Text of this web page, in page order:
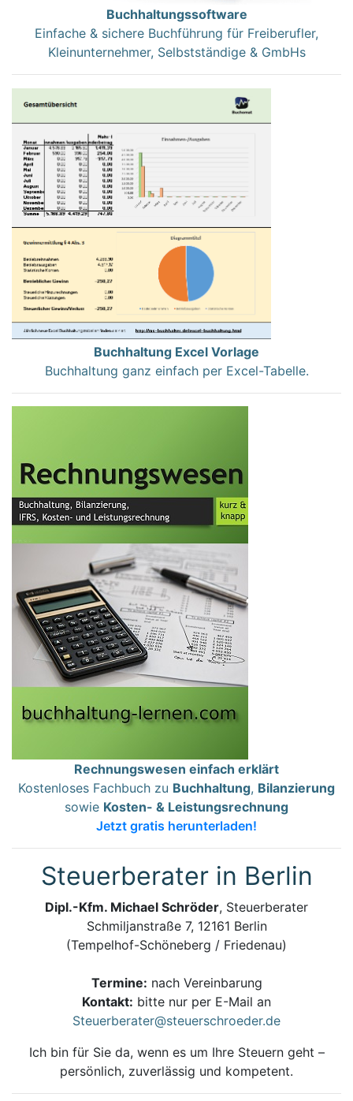
Buchhaltungssoftware
Einfache & sichere Buchführung für Freiberufler,
Kleinunternehmer, Selbstständige & GmbHs
Buchhaltung Excel Vorlage
Buchhaltung ganz einfach per Excel-Tabelle.
Rechnungswesen einfach erklärt
Kostenloses Fachbuch zu Buchhaltung, Bilanzierung
sowie Kosten- & Leistungsrechnung
Jetzt gratis herunterladen!
Steuerberater in Berlin
Dipl.-Kfm. Michael Schröder, Steuerberater
Schmiljanstraße 7, 12161 Berlin
(Tempelhof-Schöneberg / Friedenau)
Termine: nach Vereinbarung
Kontakt: bitte nur per E-Mail an
Steuerberater@steuerschroeder.de
Ich bin für Sie da, wenn es um Ihre Steuern geht –
persönlich, zuverlässig und kompetent.